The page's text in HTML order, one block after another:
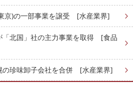
京)の一部事業を譲受 [水産業界]
「北国」社の主力事業を取得 [食品
の珍味卸子会社を合併 [水産業界]